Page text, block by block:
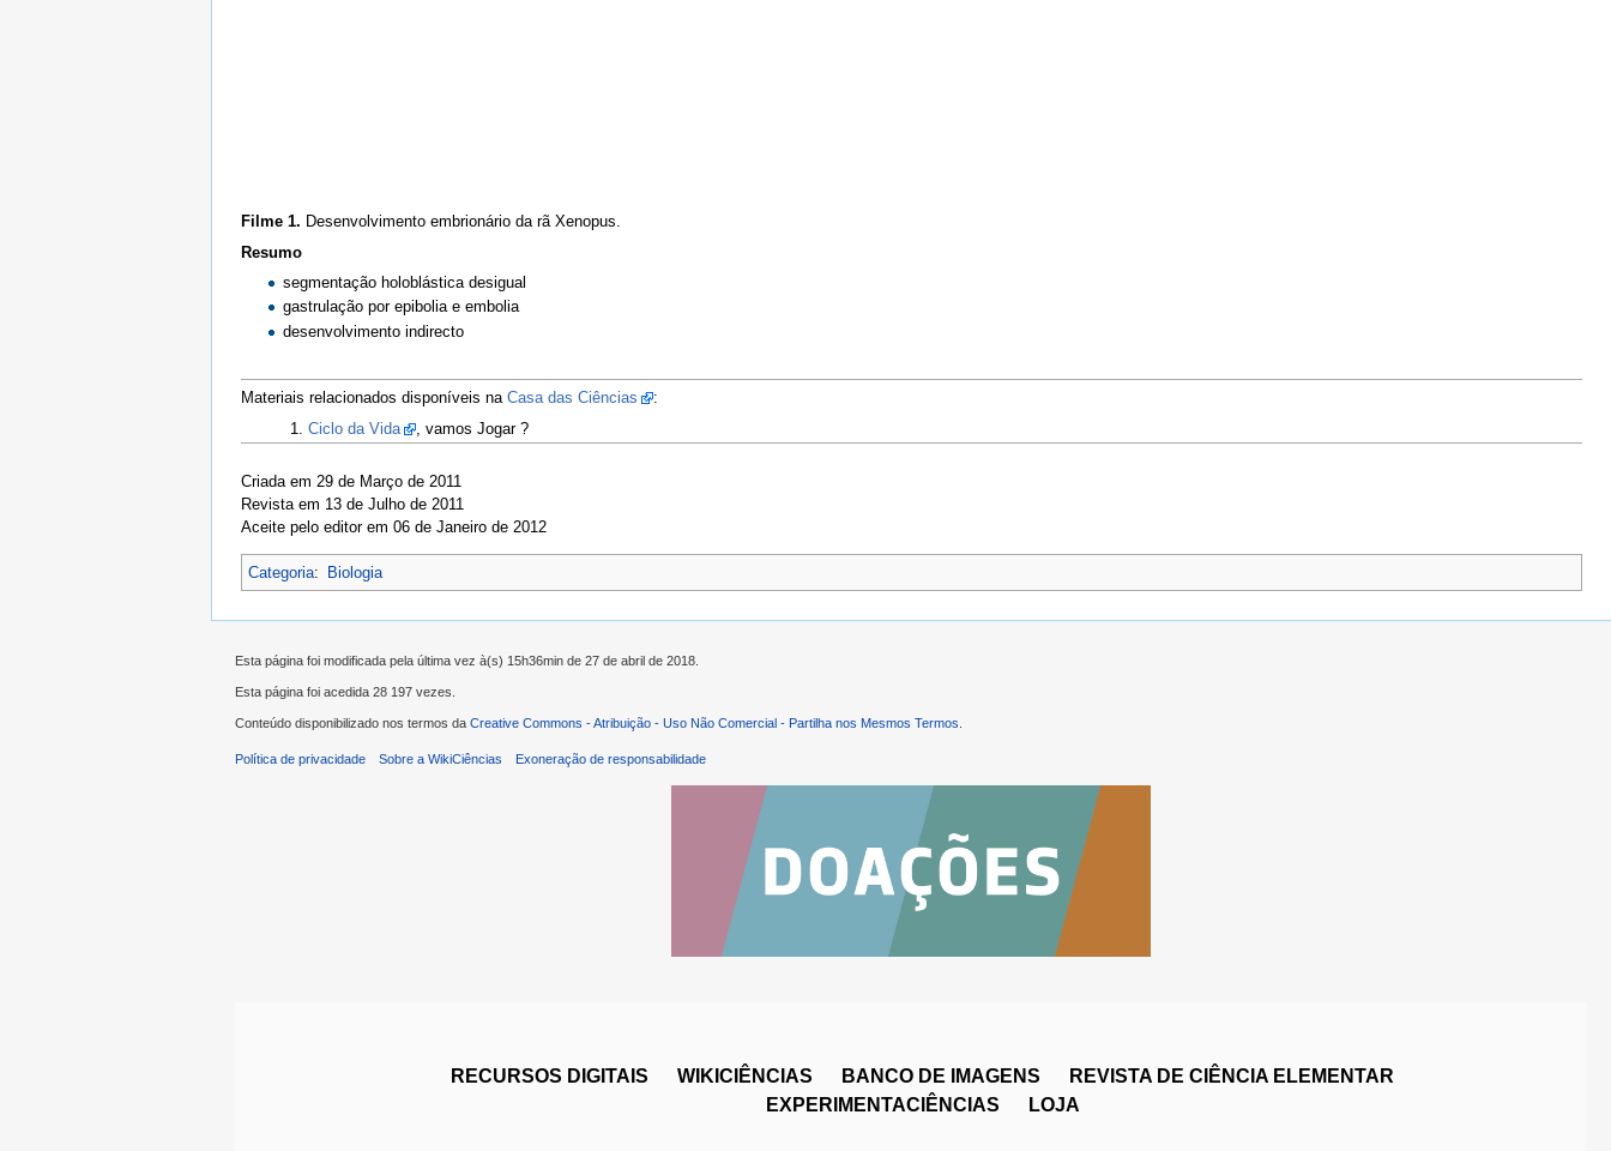
Filme 1. Desenvolvimento embrionário da rã Xenopus.
Resumo
segmentação holoblástica desigual
gastrulação por epibolia e embolia
desenvolvimento indirecto
Materiais relacionados disponíveis na Casa das Ciências
:
Ciclo da Vida
, vamos Jogar ?
Criada em 29 de Março de 2011
Revista em 13 de Julho de 2011
Aceite pelo editor em 06 de Janeiro de 2012
Categoria: Biologia
Esta página foi modificada pela última vez à(s) 15h36min de 27 de abril de 2018.
Esta página foi acedida 28 197 vezes.
Conteúdo disponibilizado nos termos da Creative Commons - Atribuição - Uso Não Comercial - Partilha nos Mesmos Termos
Política de privacidade Sobre a WikiCiências Exoneração de responsabilidade
RECURSOS DIGITAIS WIKICIÊNCIAS BANCO DE IMAGENS
REVISTA DE CIÊNCIA ELEMENTAR
EXPERIMENTACIÊNCIAS
LOJA